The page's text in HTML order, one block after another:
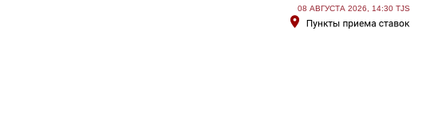
08 АВГУСТА 2026, 14:30 TJS